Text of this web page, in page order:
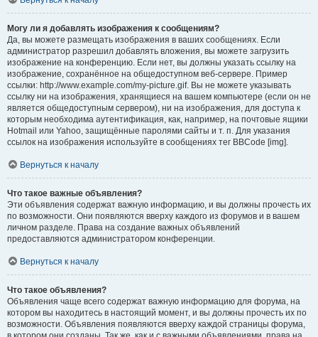
Могу ли я добавлять изображения к сообщениям?
Да, вы можете размещать изображения в ваших сообщениях. Если
администратор разрешил добавлять вложения, вы можете загрузить
изображение на конференцию. Если нет, вы должны указать ссылку на
изображение, сохранённое на общедоступном веб-сервере. Пример
ссылки: http://www.example.com/my-picture.gif. Вы не можете указывать
ссылку ни на изображения, хранящиеся на вашем компьютере (если он не
является общедоступным сервером), ни на изображения, для доступа к
которым необходима аутентификация, как, например, на почтовые ящики
Hotmail или Yahoo, защищённые паролями сайты и т. п. Для указания
ссылок на изображения используйте в сообщениях тег BBCode [img].
Вернуться к началу
Что такое важные объявления?
Эти объявления содержат важную информацию, и вы должны прочесть их
по возможности. Они появляются вверху каждого из форумов и в вашем
личном разделе. Права на создание важных объявлений
предоставляются администратором конференции.
Вернуться к началу
Что такое объявления?
Объявления чаще всего содержат важную информацию для форума, на
котором вы находитесь в настоящий момент, и вы должны прочесть их по
возможности. Объявления появляются вверху каждой страницы форума,